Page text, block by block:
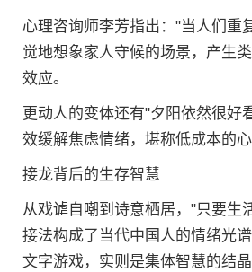
心理咨询师李芳指出："当人们重
觉地想象家人守候的场景，产生
效应。
更动人的变体还有"夕阳依然很好
效缓解焦虑情绪，堪称低成本的心
接龙背后的生存智慧
从戏谑自嘲到诗意栖居，"只要生
接法构成了当代中国人的情绪光
文字游戏，实则是集体智慧的结